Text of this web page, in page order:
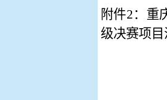
附件2：重
级决赛项目